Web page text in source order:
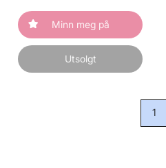
Minn meg på
Utsolgt
1